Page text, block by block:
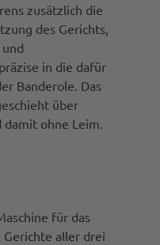
zusätzlich die
des Gerichts,
in die dafür
Banderole. Das
über
ohne Leim.
für das
Gerichte aller drei